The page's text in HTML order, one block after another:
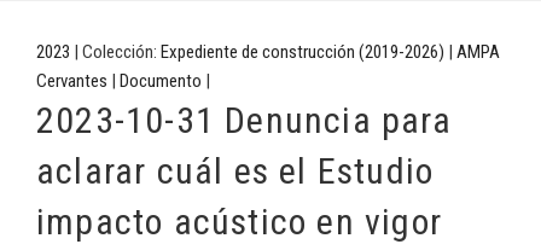
2023 | Colección: Expediente de construcción (2019-2026) | AMPA
Cervantes | Documento |
2023-10-31 Denuncia para
aclarar cuál es el Estudio
impacto acústico en vigor